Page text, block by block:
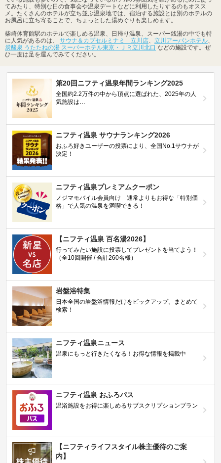
てみたり、特別な日の食事会や温泉デートなどに利用したりするのもオスス
メ。たくさんのホテルが立ち並ぶ温泉地では、宿泊する施設とは別のホテルの
お風呂に立ち寄ることで、ちょっとした湯めぐりも楽しめます。
柴崎体育館駅のホテルで楽しめる温泉、日帰り温泉、スーパー銭湯の中でも特
に人気があるのは、 サウナ＆カプセルミナミ 立川店 立川アーバンホテル
炭酸泉 うたたねの湯 スーパーホテル東京・ＪＲ立川北口 などの施設です。ぜ
ひ一度は足を運んでみてください。
第20回ニフティ温泉年間ランキング2025
全国約2.2万件の中から頂点に選ばれた、2025年の人
気施設は…
ニフティ温泉 サウナランキング2026
おふろ好きユーザーの投票により、全国No.1サウナが
決定！
ニフティ温泉プレミアムクーポン
ノジマモバイル会員向け 通常よりもお得な「特別価
格」で人気の温泉を満喫できる！
【ニフティ温泉 百名湯2026】
行ってみたい施設に投票してプレゼントを当てよう！
（全10回開催 / 合計260名様）
岩盤浴特集
日本全国の岩盤浴情報だけをピックアップ。まとめて
検索！
ニフティ温泉ニュース
温泉にもっと行きたくなる！お得な情報を掲載中
ニフティ温泉 おふろパス
温浴施設をお得に楽しめるサブスクリプションプラン
【ニフティライフスタイル株主優待のご案
内】